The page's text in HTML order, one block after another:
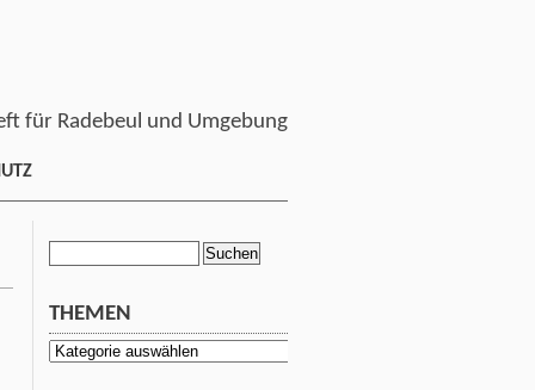
für Radebeul und Umgebung
THEMEN
Themen